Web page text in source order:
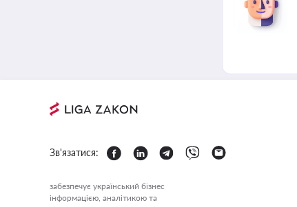
Зв'язатися:
забезпечує український бізнес
інформацією, аналітикою та